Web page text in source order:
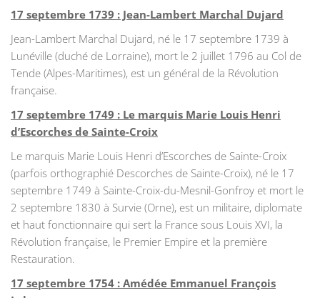
17 septembre 1739 : Jean-Lambert Marchal Dujard
Jean-Lambert Marchal Dujard, né le 17 septembre 1739 à
Lunéville (duché de Lorraine), mort le 2 juillet 1796 au Col de
Tende (Alpes-Maritimes), est un général de la Révolution
française.
17 septembre 1749 : Le marquis Marie Louis Henri
d’Escorches de Sainte-Croix
Le marquis Marie Louis Henri d’Escorches de Sainte-Croix
(parfois orthographié Descorches de Sainte-Croix), né le 17
septembre 1749 à Sainte-Croix-du-Mesnil-Gonfroy et mort le
2 septembre 1830 à Survie (Orne), est un militaire, diplomate
et haut fonctionnaire qui sert la France sous Louis XVI, la
Révolution française, le Premier Empire et la première
Restauration.
17 septembre 1754 : Amédée Emmanuel François